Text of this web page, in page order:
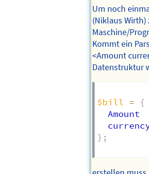
Um noch
(Niklaus
Maschine/
Kommt ein
<Amount
Datenstruktur
$bill =
{
} ;